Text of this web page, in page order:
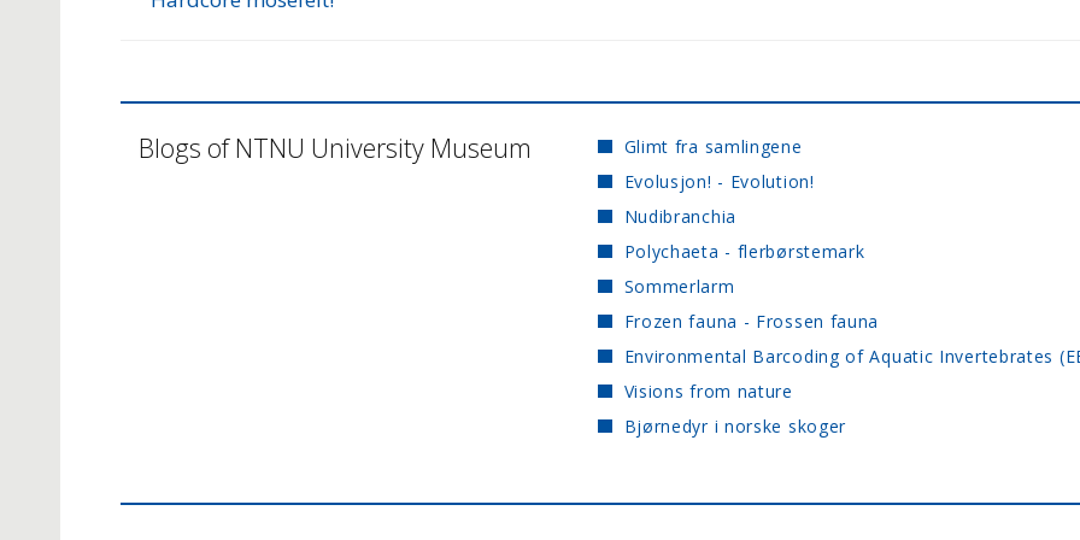
Blogs of NTNU University Museum
Glimt fra samlingene
Evolusjon! - Evolution!
Nudibranchia
Polychaeta - flerbørstemark
Sommerlarm
Frozen fauna - Frossen fauna
Environmental Barcoding of Aquatic Invertebrates
Visions from nature
Bjørnedyr i norske skoger